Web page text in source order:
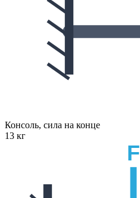
Консоль, сила на конце
13 кг
F